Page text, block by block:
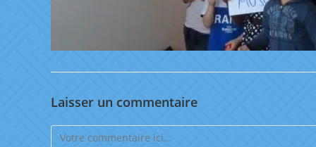
Laisser un commentaire